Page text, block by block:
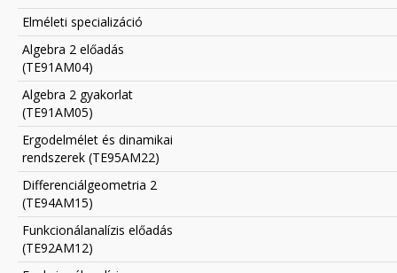
Elméleti specializáció
Algebra 2 előadás
(TE91AM04)
Algebra 2 gyakorlat
(TE91AM05)
Ergodelmélet és dinamikai
rendszerek (TE95AM22)
Differenciálgeometria 2
(TE94AM15)
Funkcionálanalízis előadás
(TE92AM12)